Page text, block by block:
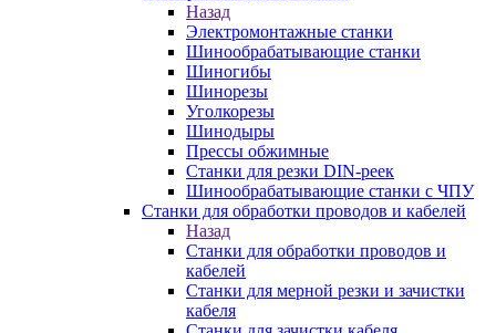
Назад
Электромонтажные станки
Шинообрабатывающие станки
Шиногибы
Шинорезы
Уголкорезы
Шинодыры
Прессы обжимные
Станки для резки DIN-реек
Шинообрабатывающие станки с ЧПУ
Станки для обработки проводов и кабелей
Назад
Станки для обработки проводов и
кабелей
Станки для мерной резки и зачистки
кабеля